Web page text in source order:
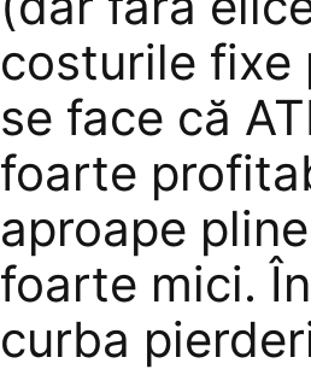
costurile fixe
se face că
foarte
aproape
foarte mici.
curba